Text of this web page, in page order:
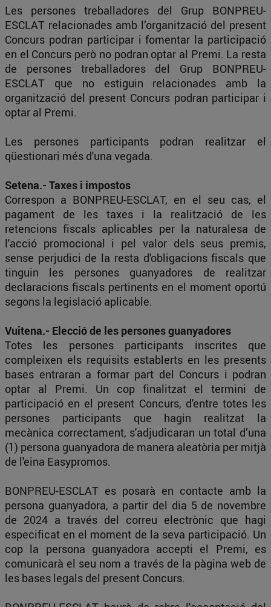
Les persones treballadores del Grup BONPREU-
ESCLAT relacionades amb l’organització del present
Concurs podran participar i fomentar la participació
en el Concurs però no podran optar al Premi. La resta
de persones treballadores del Grup BONPREU-
ESCLAT que no estiguin relacionades amb la
organització del present Concurs podran participar i
optar al Premi.
Les persones participants podran realitzar el
qüestionari més d'una vegada.
Setena.- Taxes i impostos
Correspon a BONPREU-ESCLAT, en el seu cas, el
pagament de les taxes i la realització de les
retencions fiscals aplicables per la naturalesa de
l'acció promocional i pel valor dels seus premis,
sense perjudici de la resta d'obligacions fiscals que
tinguin les persones guanyadores de realitzar
declaracions fiscals pertinents en el moment oportú
segons la legislació aplicable.
Vuitena.- Elecció de les persones guanyadores
Totes les persones participants inscrites que
compleixen els requisits establerts en les presents
bases entraran a formar part del Concurs i podran
optar al Premi. Un cop finalitzat el termini de
participació en el present Concurs, d'entre totes les
persones participants que hagin realitzat la
mecànica correctament, s'adjudicaran un total d’una
(1) persona guanyadora de manera aleatòria per mitjà
de l'eina Easypromos.
BONPREU-ESCLAT es posarà en contacte amb la
persona guanyadora, a partir del dia 5 de novembre
de 2024 a través del correu electrònic que hagi
especificat en el moment de la seva participació. Un
cop la persona guanyadora accepti el Premi, es
comunicarà el seu nom a través de la pàgina web de
les bases legals del present Concurs.